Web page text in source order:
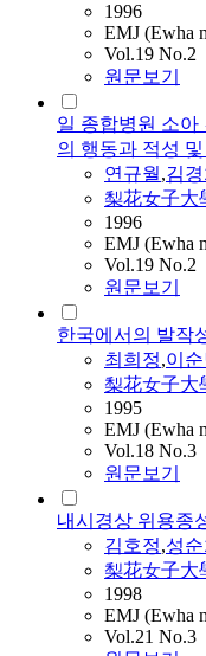
1996
EMJ (Ewha
Vol.19 No.2
원문보기
일 종합병원 소아
의 행동과 적성
연규월,김경
梨花女子大
1996
EMJ (Ewha
Vol.19 No.2
원문보기
한국에서의 발작
최희정,이
梨花女子大
1995
EMJ (Ewha
Vol.18 No.3
원문보기
내시경상 위용종
김호정,성순
梨花女子大
1998
EMJ (Ewha
Vol.21 No.3